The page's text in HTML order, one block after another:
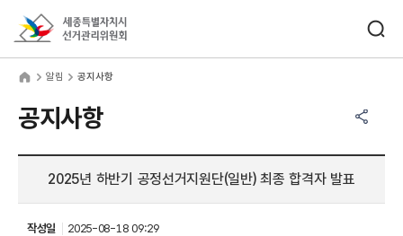
알림 공지사항
공지사항
2025년 하반기 공정선거지원단(일반) 최종 합격자 발표
작성일 2025-08-18 09:29